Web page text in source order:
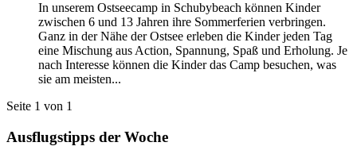
In unserem Ostseecamp in Schubybeach können Kinder
zwischen 6 und 13 Jahren ihre Sommerferien verbringen.
Ganz in der Nähe der Ostsee erleben die Kinder jeden Tag
eine Mischung aus Action, Spannung, Spaß und Erholung. Je
nach Interesse können die Kinder das Camp besuchen, was
sie am meisten...
Seite 1 von 1
Ausflugstipps der Woche